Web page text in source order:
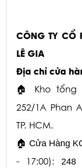
CÔNG TY CỔ
LÊ GIA
Địa chỉ cửa
🏠 Kho tổng
252/1A Phan
TP. HCM.
🏠 Cửa Hàng
- 17:00):
248